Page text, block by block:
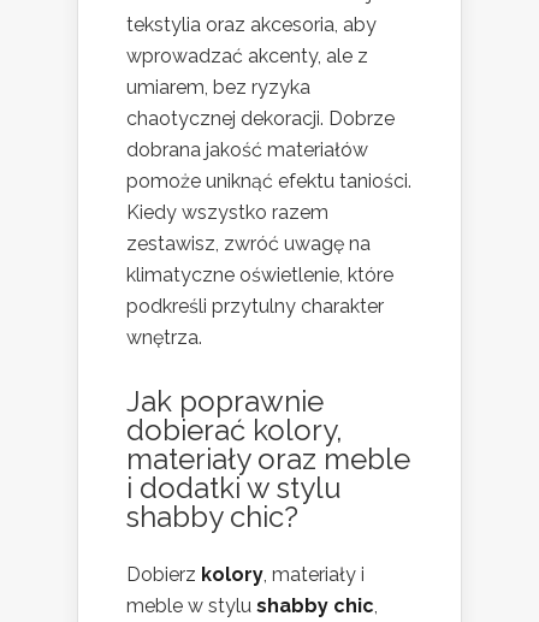
tekstylia oraz akcesoria, aby
wprowadzać akcenty, ale z
umiarem, bez ryzyka
chaotycznej dekoracji. Dobrze
dobrana jakość materiałów
pomoże uniknąć efektu taniości.
Kiedy wszystko razem
zestawisz, zwróć uwagę na
klimatyczne oświetlenie, które
podkreśli przytulny charakter
wnętrza.
Jak poprawnie
dobierać kolory,
materiały oraz meble
i dodatki w stylu
shabby chic?
Dobierz kolory, materiały i
meble w stylu shabby chic,